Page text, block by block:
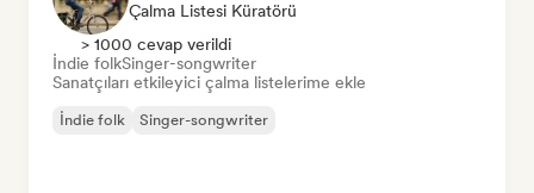
Çalma Listesi Küratörü
> 1000 cevap verildi
İndie folkSinger-songwriter
Sanatçıları etkileyici çalma listelerime ekle
İndie folk Singer-songwriter